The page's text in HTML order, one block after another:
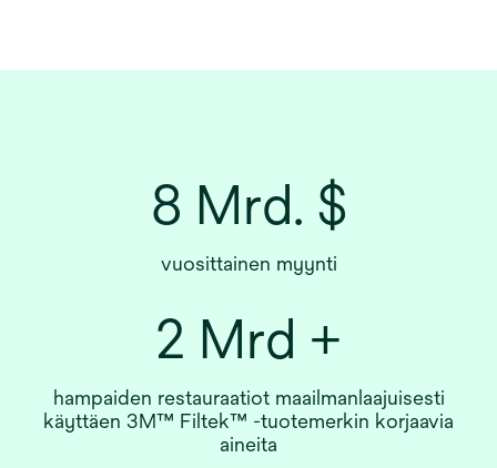
8 Mrd. $
vuosittainen myynti
2 Mrd +
hampaiden restauraatiot maailmanlaajuisesti
käyttäen 3M™ Filtek™ -tuotemerkin korjaavia
aineita